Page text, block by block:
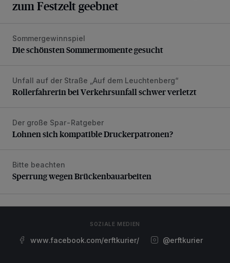
zum Festzelt geebnet
Die schönsten Sommermomente gesucht
Sommergewinnspiel
Die schönsten Sommermomente gesucht
Rollerfahrerin bei Verkehrsunfall schwer verletzt
Unfall auf der Straße „Auf dem Leuchtenberg“
Rollerfahrerin bei Verkehrsunfall schwer verletzt
Lohnen sich kompatible Druckerpatronen?
Der große Spar-Ratgeber
Lohnen sich kompatible Druckerpatronen?
Sperrung wegen Brückenbauarbeiten
Bitte beachten
Sperrung wegen Brückenbauarbeiten
SOZIALE MEDIEN
www.facebook.com/erftkurier/ @erftkurier